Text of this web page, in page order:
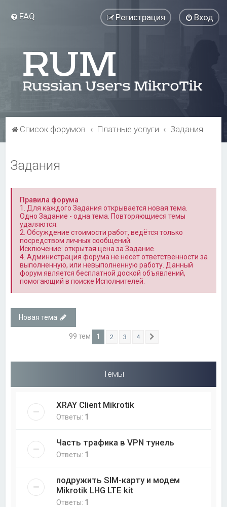
FAQ Вход
Регистрация
Список форумов Платные услуги Задания
Задания
Правила форума
1. Для каждого Задания открывается новая тема.
Одно Задание - одна тема. Повторяющиеся темы
удаляются.
2. Обсуждение стоимости работ, ведётся только
посредством личных сообщений.
Исключение: открытая цена за Задание.
4. Администрация форума не несёт ответственности за
выполненную, или невыполненную работу. Данный
форум является бесплатной доской объявлений,
помогающий в поиске Исполнителей.
Новая тема
99 тем 1 2 3 4
Темы
XRAY Client Mikrotik
Ответы: 1
Часть трафика в VPN тунель
Ответы: 1
подружить SIM-карту и модем
Mikrotik LHG LTE kit
Ответы: 1